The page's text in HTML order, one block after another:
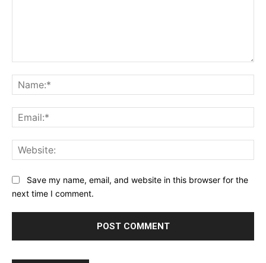
Save my name, email, and website in this browser for the
next time I comment.